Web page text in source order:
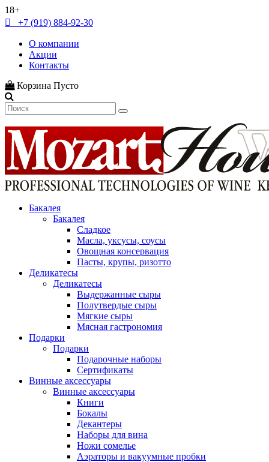
18+
+7 (919) 884-92-30
О компании
Акции
Контакты
Корзина Пусто
Бакалея
Бакалея
Сладкое
Масла, уксусы, соусы
Овощная консервация
Пасты, крупы, ризотто
Деликатесы
Деликатесы
Выдержанные сыры
Полутвердые сыры
Мягкие сыры
Мясная гастрономия
Подарки
Подарки
Подарочные наборы
Сертификаты
Винные аксессуары
Винные аксессуары
Книги
Бокалы
Декантеры
Наборы для вина
Ножи сомелье
Аэраторы и вакуумные пробки